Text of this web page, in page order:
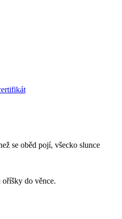
se oběd pojí, všecko slunce
do věnce.